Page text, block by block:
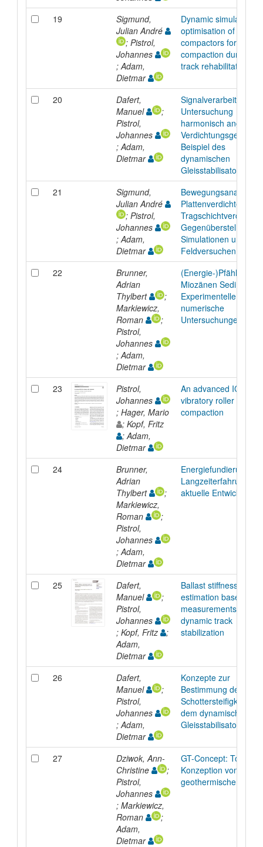
19
Sigmund,
Julian André
; Pistrol,
Johannes
; Adam,
Dietmar
Dynamic simulation
optimisation of plate
compactors for
compaction during rail
track rehabilitation
20
Dafert,
Manuel
;
Pistrol,
Johannes
; Adam,
Dietmar
Signalverarbeitung
Untersuchung
harmonisch
Verdichtungsgeräte
Beispiel des
dynamischen
Gleisstabilisators
21
Sigmund,
Julian André
; Pistrol,
Johannes
; Adam,
Dietmar
Bewegungsanalyse
Plattenverdichtern zur
Gegenüberstellung
Simulationen und
Feldversuchen
22
Brunner,
Adrian
Thylbert
;
Markiewicz,
Roman
;
Pistrol,
Johannes
; Adam,
Dietmar
(Energie-)Pfähle in
Miozänen
Experimentelle und
numerische
Untersuchungen
23
Pistrol,
Johannes
; Hager, Mario
; Kopf, Fritz
; Adam,
Dietmar
An advanced ICMV
vibratory roller
compaction
24
Brunner,
Adrian
Thylbert
;
Markiewicz,
Roman
;
Pistrol,
Johannes
; Adam,
Dietmar
Energiefundierungen
Langzeiterfahrungen
aktuelle
25
Dafert,
Manuel
;
Pistrol,
Johannes
; Kopf, Fritz
;
Adam,
Dietmar
Ballast stiffness
estimation based on
measurements during
dynamic track
stabilization
26
Dafert,
Manuel
;
Pistrol,
Johannes
; Adam,
Dietmar
Konzepte zur
Bestimmung der
Schottersteifigkeit mit
dem dynamischen
Gleisstabilisator
27
Dziwok, Ann-
Christine
;
Pistrol,
Johannes
; Markiewicz,
Roman
;
Adam,
Dietmar
GT-Concept: Tool zur
Konzeption von
geothermischen